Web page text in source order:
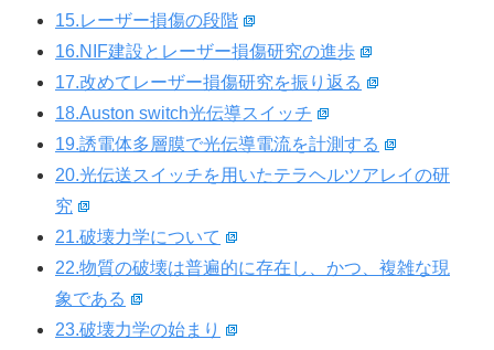
15.レーザー損傷の段階
16.NIF建設とレーザー損傷研究の進歩
17.改めてレーザー損傷研究を振り返る
18.Auston switch光伝導スイッチ
19.誘電体多層膜で光伝導電流を計測する
20.光伝送スイッチを用いたテラヘルツアレイの研
究
21.破壊力学について
22.物質の破壊は普遍的に存在し、かつ、複雑な現
象である
23.破壊力学の始まり